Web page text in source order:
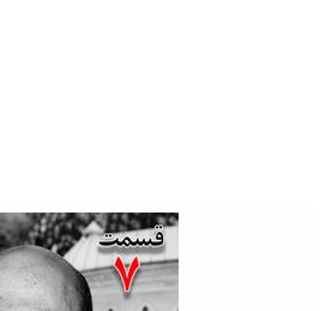
عبدی مدیا به منظور کمک به جریان
I اینستاگرامI